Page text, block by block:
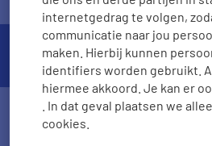
internetgedrag te volgen,
communicatie naar jou
maken. Hierbij kunnen
identifiers worden gebruikt.
hiermee akkoord. Je kan er
. In dat geval plaatsen we
cookies.